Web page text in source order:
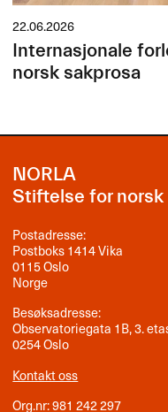
22.06.2026
Internasjonale
norsk sakprosa
NORLA
Stiftelse for
Postadresse:
Postboks 1414 Vika
0115 Oslo
Norge
Besøksadresse:
Observatoriegata 1B, 3.
0254 Oslo
Kontakt oss
Org.nr: 981 242 297